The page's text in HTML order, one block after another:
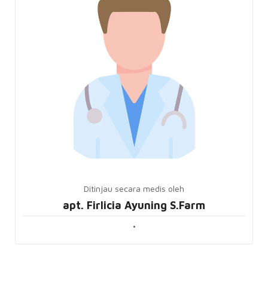
Ditinjau secara medis oleh
apt. Firlicia Ayuning S.Farm
•